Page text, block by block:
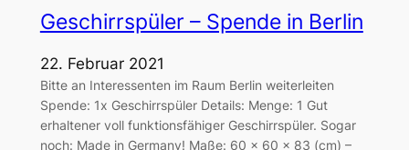
Geschirrspüler – Spende in Berlin
22. Februar 2021
Bitte an Interessenten im Raum Berlin weiterleiten
Spende: 1x Geschirrspüler Details: Menge: 1 Gut
erhaltener voll funktionsfähiger Geschirrspüler. Sogar
noch: Made in Germany! Maße: 60 x 60 x 83 (cm) –